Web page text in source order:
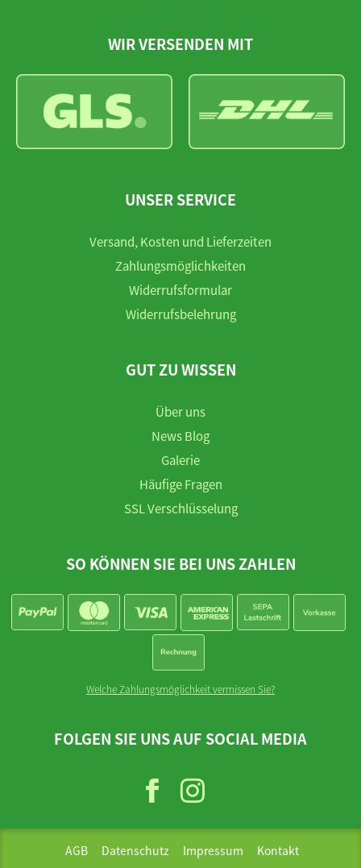
WIR VERSENDEN MIT
UNSER SERVICE
Versand, Kosten und Lieferzeiten
Zahlungsmöglichkeiten
Widerrufsformular
Widerrufsbelehrung
GUT ZU WISSEN
Über uns
News Blog
Galerie
Häufige Fragen
SSL Verschlüsselung
SO KÖNNEN SIE BEI UNS ZAHLEN
Welche Zahlungsmöglichkeit vermissen Sie?
FOLGEN SIE UNS AUF SOCIAL MEDIA
AGB Datenschutz Impressum Kontakt